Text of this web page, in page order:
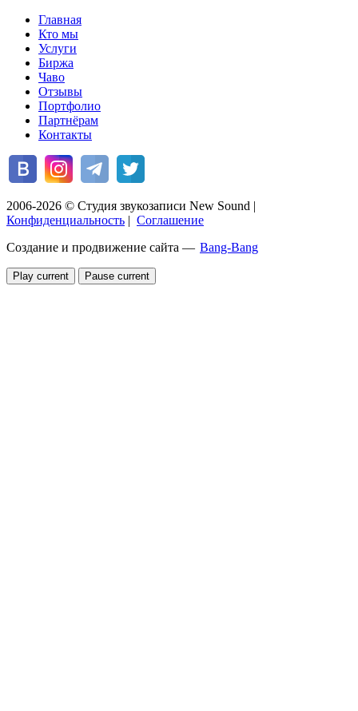
Главная
Кто мы
Услуги
Биржа
Чаво
Отзывы
Портфолио
Партнёрам
Контакты
2006-2026 © Студия звукозаписи New Sound |
Конфиденциальность | Соглашение
Создание и продвижение сайта — Bang-Bang
Play current Pause current